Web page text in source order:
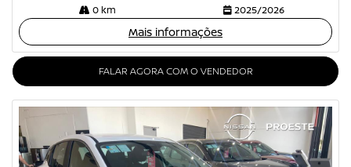
0 km 2025/2026
Mais informações
FALAR AGORA COM O VENDEDOR